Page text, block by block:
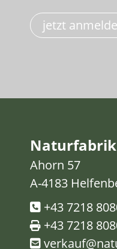
jetzt
Ahorn 57
A-4183
+43 7218
+43 7218